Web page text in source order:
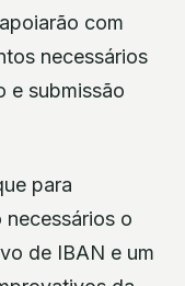
com
necessários
e submissão
para
necessários o
de IBAN e um